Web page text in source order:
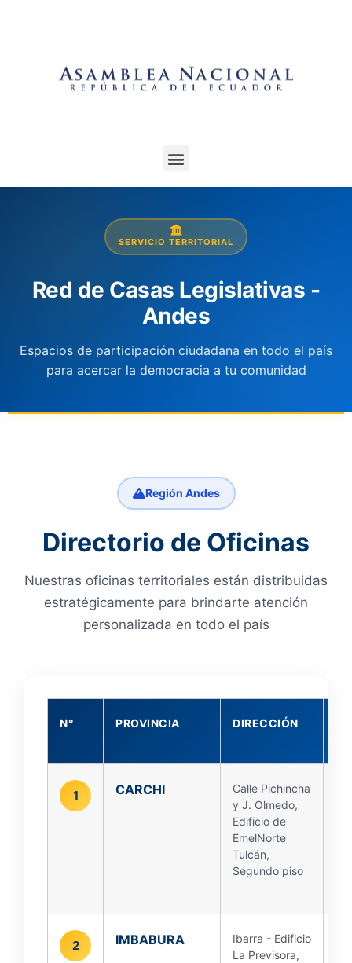
SERVICIO TERRITORIAL
Red de Casas Legislativas -
Andes
Espacios de participación ciudadana en todo el país
para acercar la democracia a tu comunidad
Región Andes
Directorio de Oficinas
Nuestras oficinas territoriales están distribuidas
estratégicamente para brindarte atención
personalizada en todo el país
N° PROVINCIA DIRECCIÓN
1 CARCHI
Calle Pichincha
y J. Olmedo,
Edificio de
EmelNorte
Tulcán,
Segundo piso
2 IMBABURA
Ibarra - Edificio
La Previsora,